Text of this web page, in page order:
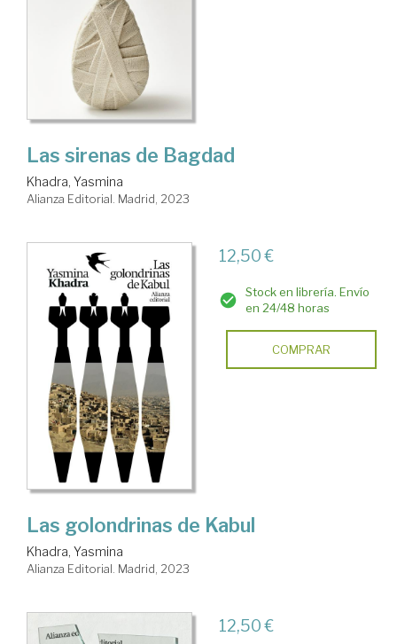
Las sirenas de Bagdad
Khadra, Yasmina
Alianza Editorial. Madrid, 2023
12,50 €
Stock en librería. Envío
en 24/48 horas
COMPRAR
Las golondrinas de Kabul
Khadra, Yasmina
Alianza Editorial. Madrid, 2023
12,50 €